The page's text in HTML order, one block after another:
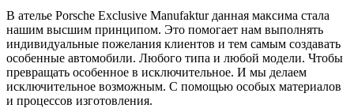
В ателье Porsche Exclusive Manufaktur данная максима стала
нашим высшим принципом. Это помогает нам выполнять
индивидуальные пожелания клиентов и тем самым создавать
особенные автомобили. Любого типа и любой модели. Чтобы
превращать особенное в исключительное. И мы делаем
исключительное возможным. С помощью особых материалов
и процессов изготовления.